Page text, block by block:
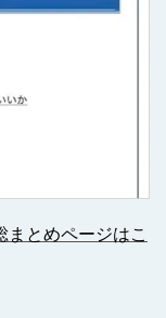
とめページはこ